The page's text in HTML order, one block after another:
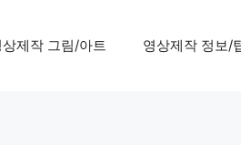
상제작 그림/아트 영상제작 정보/